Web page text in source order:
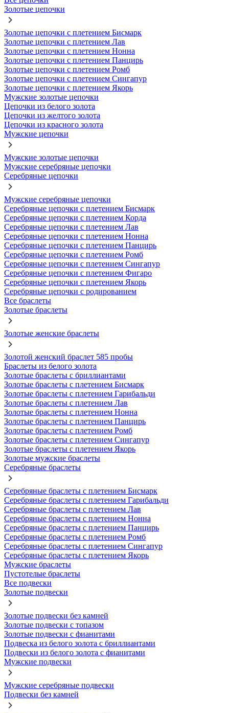
Золотые цепочки
Золотые цепочки с плетением Бисмарк
Золотые цепочки с плетением Лав
Золотые цепочки с плетением Нонна
Золотые цепочки с плетением Панцирь
Золотые цепочки с плетением Ромб
Золотые цепочки с плетением Сингапур
Золотые цепочки с плетением Якорь
Мужские золотые цепочки
Цепочки из белого золота
Цепочки из желтого золота
Цепочки из красного золота
Мужские цепочки
Мужские золотые цепочки
Мужские серебряные цепочки
Серебряные цепочки
Мужские серебряные цепочки
Серебряные цепочки с плетением Бисмарк
Серебряные цепочки с плетением Корда
Серебряные цепочки с плетением Лав
Серебряные цепочки с плетением Нонна
Серебряные цепочки с плетением Панцирь
Серебряные цепочки с плетением Ромб
Серебряные цепочки с плетением Сингапур
Серебряные цепочки с плетением Фигаро
Серебряные цепочки с плетением Якорь
Серебряные цепочки с родированием
Все браслеты
Золотые браслеты
Золотые женские браслеты
Золотой женский браслет 585 пробы
Браслеты из белого золота
Золотые браслеты с бриллиантами
Золотые браслеты с плетением Бисмарк
Золотые браслеты с плетением Гарибальди
Золотые браслеты с плетением Лав
Золотые браслеты с плетением Нонна
Золотые браслеты с плетением Панцирь
Золотые браслеты с плетением Ромб
Золотые браслеты с плетением Сингапур
Золотые браслеты с плетением Якорь
Золотые мужские браслеты
Серебряные браслеты
Серебряные браслеты с плетением Бисмарк
Серебряные браслеты с плетением Гарибальди
Серебряные браслеты с плетением Лав
Серебряные браслеты с плетением Нонна
Серебряные браслеты с плетением Панцирь
Серебряные браслеты с плетением Ромб
Серебряные браслеты с плетением Сингапур
Серебряные браслеты с плетением Якорь
Мужские браслеты
Пустотелые браслеты
Все подвески
Золотые подвески
Золотые подвески без камней
Золотые подвески с топазом
Золотые подвески с фианитами
Подвеска из белого золота с бриллиантами
Подвески из белого золота с фианитами
Мужские подвески
Мужские серебряные подвески
Подвески без камней